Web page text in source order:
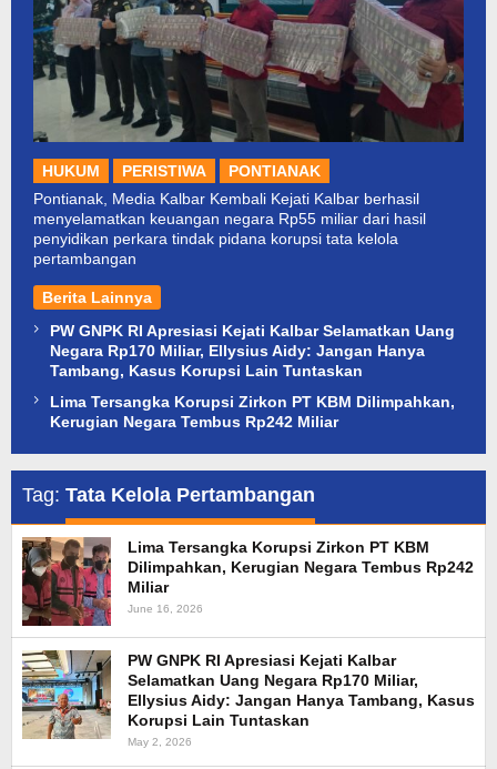
HUKUM PERISTIWA
PONTIANAK
Pontianak, Media Kalbar Kembali Kejati Kalbar berhasil
menyelamatkan keuangan negara Rp55 miliar dari hasil
penyidikan perkara tindak pidana korupsi tata kelola
pertambangan
Berita Lainnya
PW GNPK RI Apresiasi Kejati Kalbar Selamatkan Uang
Negara Rp170 Miliar, Ellysius Aidy: Jangan Hanya
Tambang, Kasus Korupsi Lain Tuntaskan
Lima Tersangka Korupsi Zirkon PT KBM Dilimpahkan,
Kerugian Negara Tembus Rp242 Miliar
Tag: Tata Kelola Pertambangan
Lima Tersangka Korupsi Zirkon PT KBM
Dilimpahkan, Kerugian Negara Tembus Rp242
Miliar
June 16, 2026
PW GNPK RI Apresiasi Kejati Kalbar
Selamatkan Uang Negara Rp170 Miliar,
Ellysius Aidy: Jangan Hanya Tambang, Kasus
Korupsi Lain Tuntaskan
May 2, 2026